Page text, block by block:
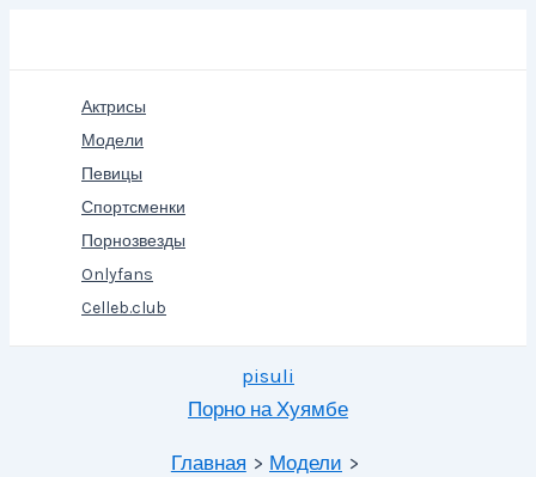
Актрисы
Модели
Певицы
Спортсменки
Порнозвезды
Onlyfans
Celleb.club
pisuli
Порно на Хуямбе
Главная
Модели